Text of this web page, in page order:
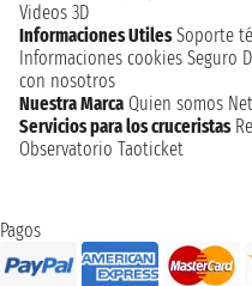
Videos 3D
Informaciones Utiles Soporte
Informaciones cookies Seguro
con nosotros
Nuestra Marca Quien somos
Servicios para los cruceristas
Observatorio Taoticket
Pagos